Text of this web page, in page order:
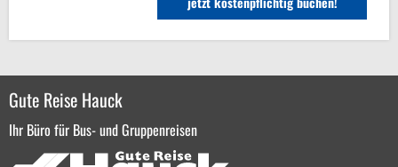
Gute Reise Hauck
Ihr Büro für Bus- und Gruppenreisen